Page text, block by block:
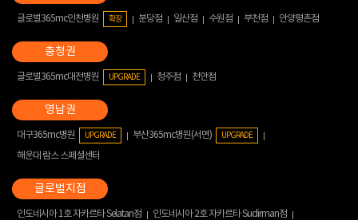
글로벌365mc인천병원 확장 분당점 일산점 수원점 부천점 안양평촌점
글로벌365mc대전병원 UPGRADE 청주점 천안점
대구365mc병원 UPGRADE 부산365mc병원(서면) UPGRADE
해운대 람스 스페셜센터
인도네시아 1호 자카르타 Selatan점
인도네시아 2호 자카르타 Sudirman점